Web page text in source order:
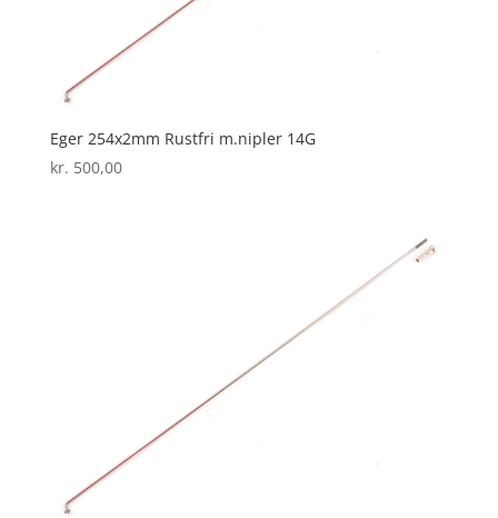
Eger 254x2mm Rustfri m.nipler 14G
kr. 500,00